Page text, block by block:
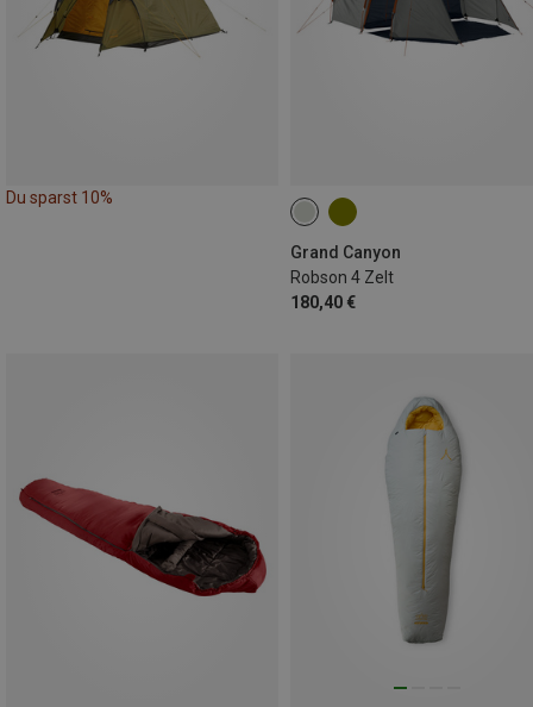
Du sparst 10%
Grand Canyon
Robson 4 Zelt
180,40 €